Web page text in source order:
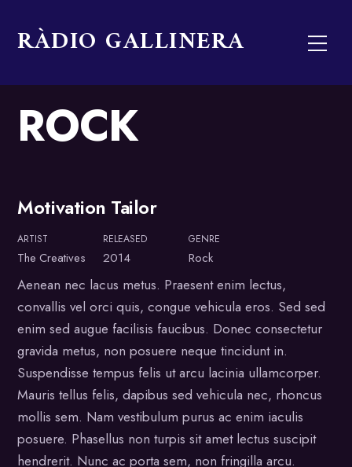
content
RÀDIO GALLINERA Menu
ROCK
Album
Motivation Tailor
ARTIST
The Creatives
RELEASED
2014
GENRE
Rock
Aenean nec lacus metus. Praesent enim lectus,
convallis vel orci quis, congue vehicula eros. Sed sed
enim sed augue facilisis faucibus. Donec consectetur
gravida metus, non posuere neque tincidunt in.
Suspendisse tempus felis ut arcu lacinia ullamcorper.
Mauris tellus felis, dapibus sed vehicula nec, rhoncus
mollis sem. Nam vestibulum purus ac enim iaculis
posuere. Phasellus non turpis sit amet lectus suscipit
hendrerit. Nunc ac porta sem, non fringilla arcu.